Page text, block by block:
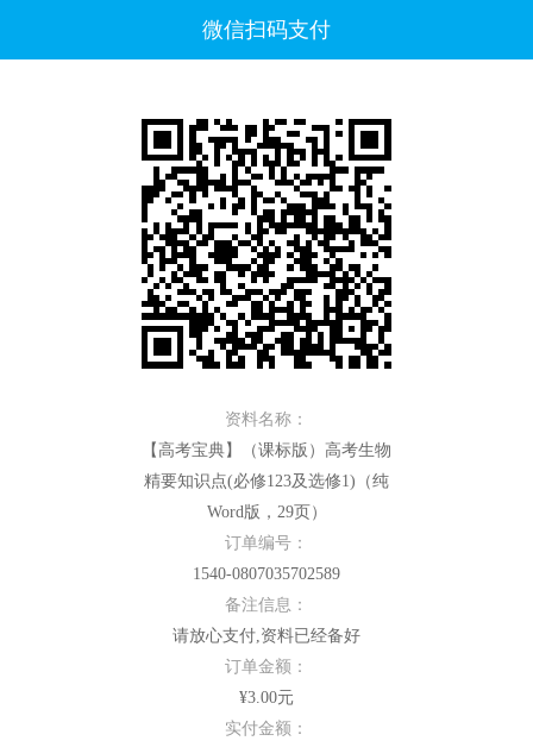
微信扫码支付
资料名称：
【高考宝典】（课标版）高考生物
精要知识点(必修123及选修1)（纯
Word版，29页）
订单编号：
1540-0807035702589
备注信息：
请放心支付,资料已经备好
订单金额：
¥3.00元
实付金额：